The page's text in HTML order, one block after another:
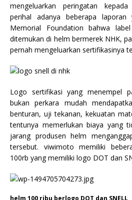
mengeluarkan peringatan
perihal adanya beberapa
Memorial Foundation bahwa
ditemukan di helm bermerek NHK,
pernah mengeluarkan sertifikasinya
Logo sertifikasi yang menempel
bukan perkara mudah
benturan, uji tekanan, kekuatan
tentunya memerlukan biaya yang
jarang produsen helm
tersebut. viwimoto memiliki
100rb yang memiliki logo DOT dan
helm 100 ribu berlogo DOT dan SNELL